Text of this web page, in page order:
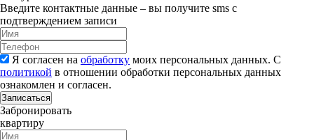
Введите контактные данные – вы получите sms с
подтверждением записи
Я согласен на обработку моих персональных данных. С
политикой в отношении обработки персональных данных
ознакомлен и согласен.
Записаться
Забронировать
квартиру